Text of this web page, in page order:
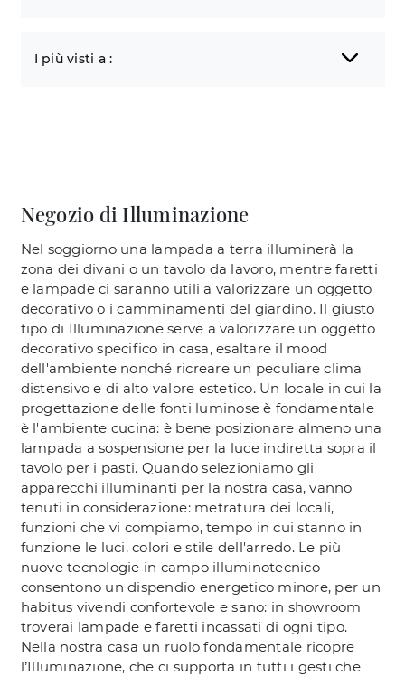
I più visti a :
Negozio di Illuminazione
Nel soggiorno una lampada a terra illuminerà la
zona dei divani o un tavolo da lavoro, mentre faretti
e lampade ci saranno utili a valorizzare un oggetto
decorativo o i camminamenti del giardino. Il giusto
tipo di Illuminazione serve a valorizzare un oggetto
decorativo specifico in casa, esaltare il mood
dell'ambiente nonché ricreare un peculiare clima
distensivo e di alto valore estetico. Un locale in cui la
progettazione delle fonti luminose è fondamentale
è l'ambiente cucina: è bene posizionare almeno una
lampada a sospensione per la luce indiretta sopra il
tavolo per i pasti. Quando selezioniamo gli
apparecchi illuminanti per la nostra casa, vanno
tenuti in considerazione: metratura dei locali,
funzioni che vi compiamo, tempo in cui stanno in
funzione le luci, colori e stile dell'arredo. Le più
nuove tecnologie in campo illuminotecnico
consentono un dispendio energetico minore, per un
habitus vivendi confortevole e sano: in showroom
troverai lampade e faretti incassati di ogni tipo.
Nella nostra casa un ruolo fondamentale ricopre
l’Illuminazione, che ci supporta in tutti i gesti che